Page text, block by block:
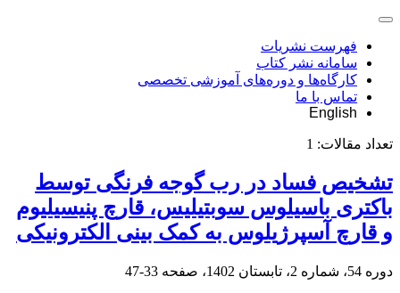
فهرست نشریات
سامانه نشر کتاب
کارگاه‌ها و دوره‌های آموزشی تخصصی
تماس با ما
English
تعداد مقالات: 1
تشخیص فساد در رب گوجه فرنگی توسط
باکتری باسیلوس سوبتیلیس، قارچ پنیسیلیوم
و قارچ آسپرژیلوس به کمک بینی الکترونیکی
دوره 54، شماره 2، تابستان 1402، صفحه 33-47